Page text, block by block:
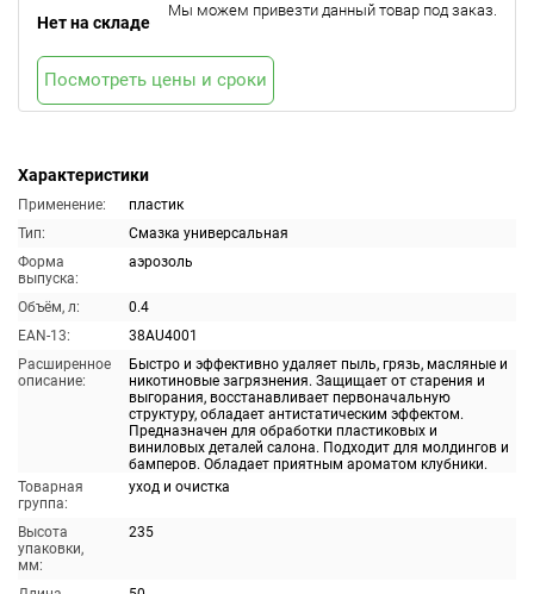
Характеристики
Применение:
пластик
Тип:
Смазка универсальная
Форма
выпуска:
аэрозоль
Объём, л:
0.4
EAN-13:
38AU4001
Расширенное
описание:
Быстро и эффективно удаляет пыль, грязь, масляные и
никотиновые загрязнения. Защищает от старения и
выгорания, восстанавливает первоначальную
структуру, обладает антистатическим эффектом.
Предназначен для обработки пластиковых и
виниловых деталей салона. Подходит для молдингов и
бамперов. Обладает приятным ароматом клубники.
Товарная
группа:
уход и очистка
Высота
упаковки,
мм:
235
Нет на складе
Мы можем привезти данный товар под заказ.
Посмотреть цены и сроки